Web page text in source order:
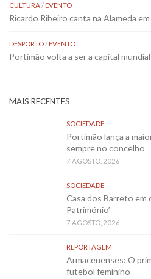
CULTURA/EVENTO
Ricardo Ribeiro canta na Alameda
DESPORTO/EVENTO
Portimão volta a ser a capital
MAIS RECENTES
SOCIEDADE
Portimão lança a
sempre no concelho
7 AGOSTO, 2026
SOCIEDADE
Casa dos Barreto em
Património’
7 AGOSTO, 2026
REPORTAGEM
Armacenenses: O
futebol feminino